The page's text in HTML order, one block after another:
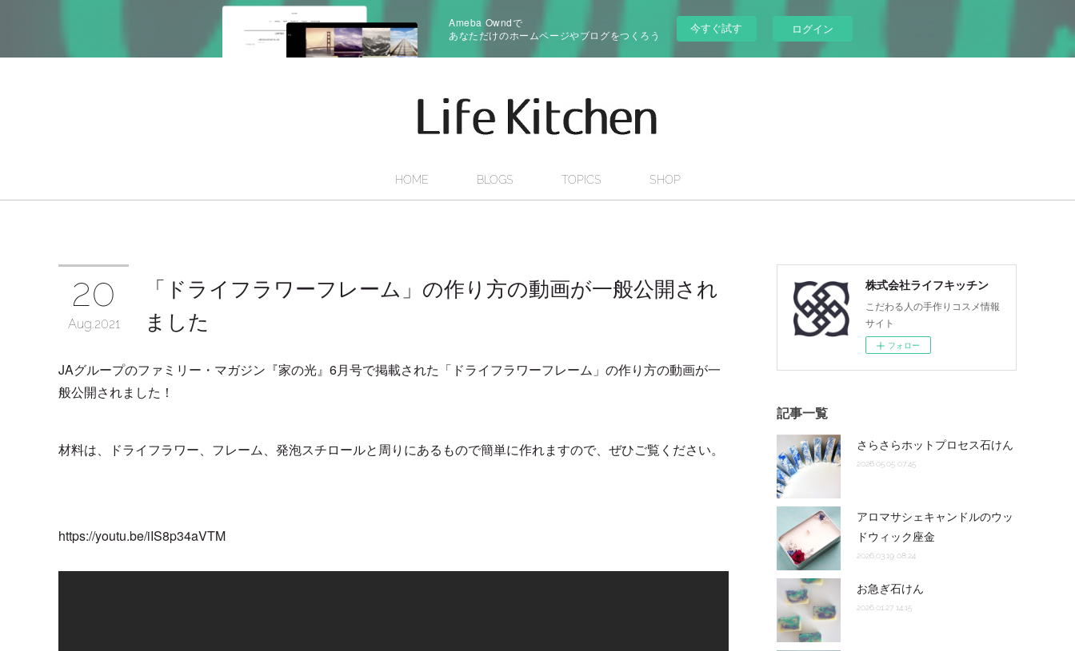
Ameba Owndで
あなただけのホームページやブログをつくろう
今すぐ試す ログイン
HOME BLOGS TOPICS SHOP
20
Aug 2021
「ドライフラワーフレーム」の作り方の動画が一般公開され
ました
JAグループのファミリー・マガジン『家の光』6月号で掲載された「ドライフラワーフレーム」の作り方の動画が一
般公開されました！
材料は、ドライフラワー、フレーム、発泡スチロールと周りにあるもので簡単に作れますので、ぜひご覧ください。
https://youtu.be/iIS8p34aVTM
株式会社ライフキッチン
こだわる人の手作りコスメ情報
サイト
フォロー
記事一覧
さらさらホットプロセス石けん
2026.05.05 07:45
アロマサシェキャンドルのウッ
ドウィック座金
2026.03.19 08:24
お急ぎ石けん
2026.01.27 14:15